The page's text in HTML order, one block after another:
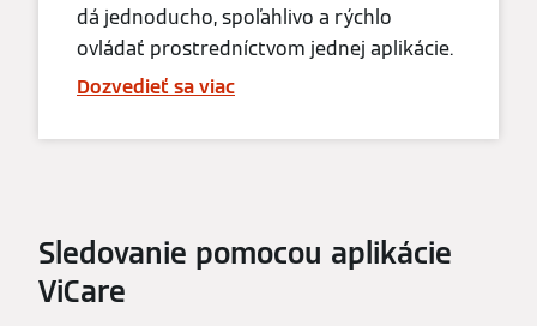
dá jednoducho, spoľahlivo a rýchlo
ovládať prostredníctvom jednej aplikácie.
Dozvedieť sa viac
Sledovanie pomocou aplikácie
ViCare